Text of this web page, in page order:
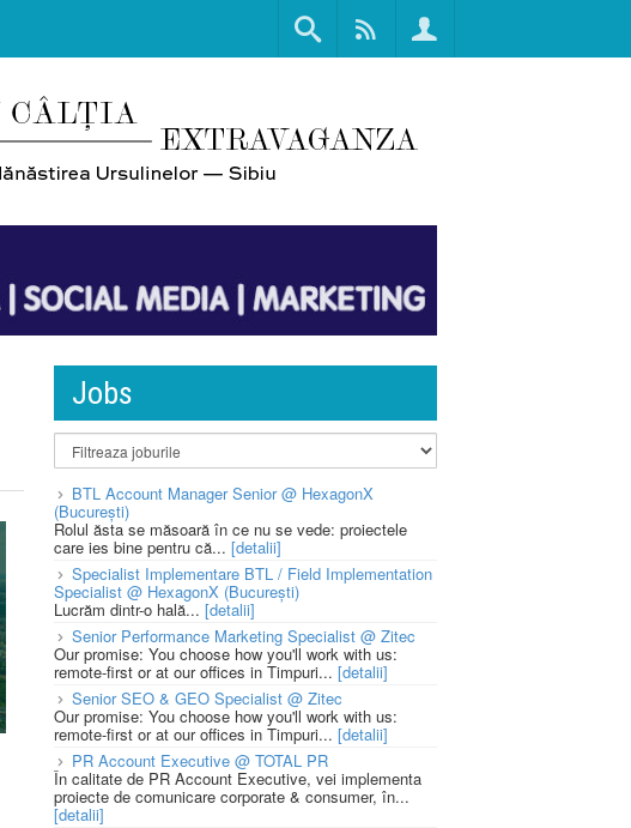
Jobs
BTL Account Manager Senior @ HexagonX
(București)
Rolul ăsta se măsoară în ce nu se vede: proiectele
care ies bine pentru că... [detalii]
Specialist Implementare BTL / Field Implementation
Specialist @ HexagonX (București)
Lucrăm dintr-o hală... [detalii]
Senior Performance Marketing Specialist @ Zitec
Our promise: You choose how you'll work with us:
remote-first or at our offices in Timpuri... [detalii]
Senior SEO & GEO Specialist @ Zitec
Our promise: You choose how you'll work with us:
remote-first or at our offices in Timpuri... [detalii]
PR Account Executive @ TOTAL PR
În calitate de PR Account Executive, vei implementa
proiecte de comunicare corporate & consumer, în...
[detalii]